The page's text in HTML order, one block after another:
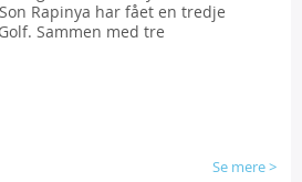
Rapinya har fået en tredje
Sammen med tre
Se mere>